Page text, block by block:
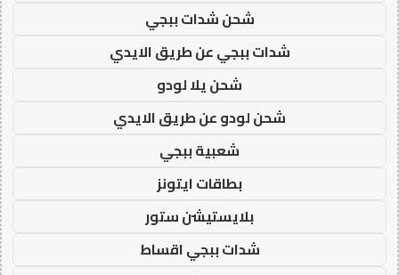
شحن شدات ببجي
شدات ببجي عن طريق الايدي
شحن يلا لودو
شحن لودو عن طريق الايدي
شعبية ببجي
بطاقات ايتونز
بلايستيشن ستور
شدات ببجي اقساط